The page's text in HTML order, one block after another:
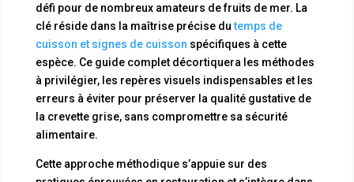
défi pour de nombreux amateurs de fruits de mer. La
clé réside dans la maîtrise précise dutemps de
cuisson et signes de cuisson spécifiques à cette
espèce. Ce guide complet décortiquera les méthodes
à privilégier, les repères visuels indispensables et les
erreurs à éviter pour préserver la qualité gustative de
la crevette grise, sans compromettre sa sécurité
alimentaire.
Cette approche méthodique s’appuie sur des